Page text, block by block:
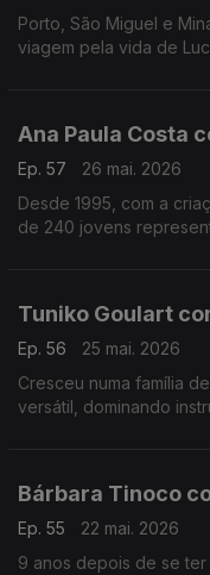
Porto, São Miguel e
viagem pela vida de
Ana Paula Costa
Ep. 57
26 mai. 2026
Desde 1995, com a
de 240 jovens
Tuniko Goulart
Ep. 56
25 mai. 2026
Cresceu numa família
versátil, dominando
Bárbara Tinoco
Ep. 55
22 mai. 2026
9 anos depois de se ter